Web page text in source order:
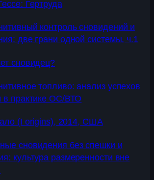
Гертруда
контроль сновидений и
две грани одной системы, ч.1
сновидец?
топливо: анализ успехов
в практике ОС/ВТО
(I origins), 2014, США
сновидения без спешки и
культура размеренности вне